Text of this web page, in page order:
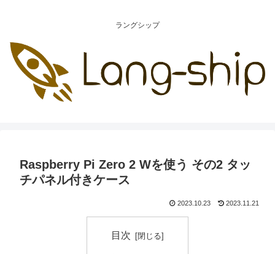
ラングシップ
Raspberry Pi Zero 2 Wを使う その2 タッ
チパネル付きケース
2023.10.23 2023.11.21
目次